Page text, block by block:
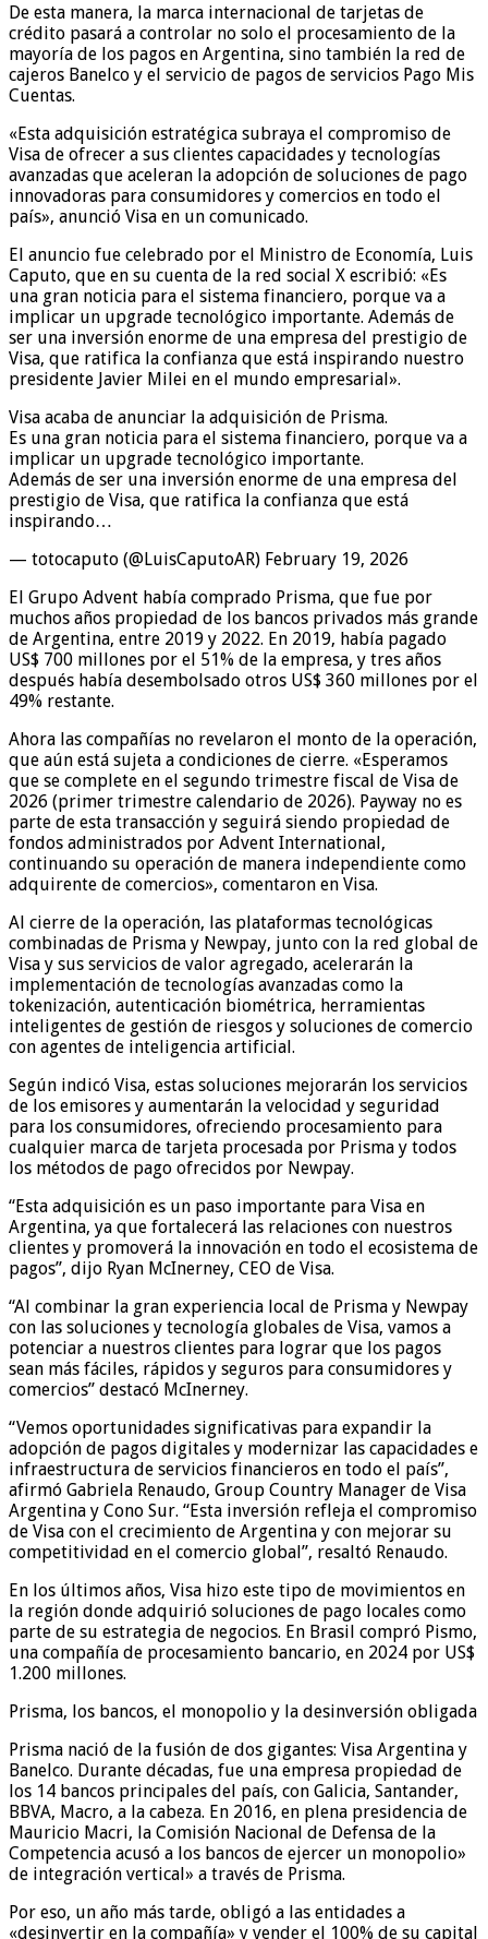
De esta manera, la marca internacional de tarjetas de
crédito pasará a controlar no solo el procesamiento de la
mayoría de los pagos en Argentina, sino también la red de
cajeros Banelco y el servicio de pagos de servicios Pago Mis
Cuentas.
«Esta adquisición estratégica subraya el compromiso de
Visa de ofrecer a sus clientes capacidades y tecnologías
avanzadas que aceleran la adopción de soluciones de pago
innovadoras para consumidores y comercios en todo el
país», anunció Visa en un comunicado.
El anuncio fue celebrado por el Ministro de Economía, Luis
Caputo, que en su cuenta de la red social X escribió: «Es
una gran noticia para el sistema financiero, porque va a
implicar un upgrade tecnológico importante. Además de
ser una inversión enorme de una empresa del prestigio de
Visa, que ratifica la confianza que está inspirando nuestro
presidente Javier Milei en el mundo empresarial».
Visa acaba de anunciar la adquisición de Prisma.
Es una gran noticia para el sistema financiero, porque va a
implicar un upgrade tecnológico importante.
Además de ser una inversión enorme de una empresa del
prestigio de Visa, que ratifica la confianza que está
inspirando…
— totocaputo (@LuisCaputoAR) February 19, 2026
El Grupo Advent había comprado Prisma, que fue por
muchos años propiedad de los bancos privados más grande
de Argentina, entre 2019 y 2022. En 2019, había pagado
US$ 700 millones por el 51% de la empresa, y tres años
después había desembolsado otros US$ 360 millones por el
49% restante.
Ahora las compañías no revelaron el monto de la operación,
que aún está sujeta a condiciones de cierre. «Esperamos
que se complete en el segundo trimestre fiscal de Visa de
2026 (primer trimestre calendario de 2026). Payway no es
parte de esta transacción y seguirá siendo propiedad de
fondos administrados por Advent International,
continuando su operación de manera independiente como
adquirente de comercios», comentaron en Visa.
Al cierre de la operación, las plataformas tecnológicas
combinadas de Prisma y Newpay, junto con la red global de
Visa y sus servicios de valor agregado, acelerarán la
implementación de tecnologías avanzadas como la
tokenización, autenticación biométrica, herramientas
inteligentes de gestión de riesgos y soluciones de comercio
con agentes de inteligencia artificial.
Según indicó Visa, estas soluciones mejorarán los servicios
de los emisores y aumentarán la velocidad y seguridad
para los consumidores, ofreciendo procesamiento para
cualquier marca de tarjeta procesada por Prisma y todos
los métodos de pago ofrecidos por Newpay.
“Esta adquisición es un paso importante para Visa en
Argentina, ya que fortalecerá las relaciones con nuestros
clientes y promoverá la innovación en todo el ecosistema de
pagos”, dijo Ryan McInerney, CEO de Visa.
“Al combinar la gran experiencia local de Prisma y Newpay
con las soluciones y tecnología globales de Visa, vamos a
potenciar a nuestros clientes para lograr que los pagos
sean más fáciles, rápidos y seguros para consumidores y
comercios” destacó McInerney.
“Vemos oportunidades significativas para expandir la
adopción de pagos digitales y modernizar las capacidades e
infraestructura de servicios financieros en todo el país”,
afirmó Gabriela Renaudo, Group Country Manager de Visa
Argentina y Cono Sur. “Esta inversión refleja el compromiso
de Visa con el crecimiento de Argentina y con mejorar su
competitividad en el comercio global”, resaltó Renaudo.
En los últimos años, Visa hizo este tipo de movimientos en
la región donde adquirió soluciones de pago locales como
parte de su estrategia de negocios. En Brasil compró Pismo,
una compañía de procesamiento bancario, en 2024 por US$
1.200 millones.
Prisma, los bancos, el monopolio y la desinversión obligada
Prisma nació de la fusión de dos gigantes: Visa Argentina y
Banelco. Durante décadas, fue una empresa propiedad de
los 14 bancos principales del país, con Galicia, Santander,
BBVA, Macro, a la cabeza. En 2016, en plena presidencia de
Mauricio Macri, la Comisión Nacional de Defensa de la
Competencia acusó a los bancos de ejercer un monopolio»
de integración vertical» a través de Prisma.
Por eso, un año más tarde, obligó a las entidades a
«desinvertir en la compañía» y vender el 100% de su capital